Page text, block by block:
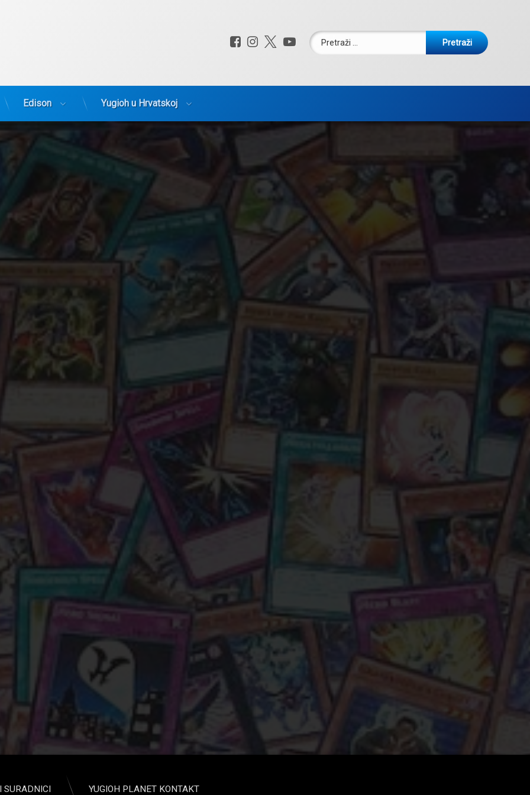
Facebook
Instagram
X.com
YouTube
Pretraži:
Edison Yugioh u Hrvatskoj
SURADNICI YUGIOH PLANET KONTAKT